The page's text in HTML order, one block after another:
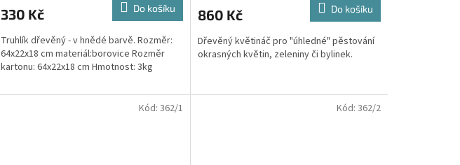
330 Kč Do košíku
Truhlík dřevěný - v hnědé barvě. Rozměr:
64x22x18 cm materiál:borovice Rozměr
kartonu: 64x22x18 cm Hmotnost: 3kg
860 Kč Do košíku
Dřevěný květináč pro "úhledné" pěstování
okrasných květin, zeleniny či bylinek.
Kód: 362/1 Kód: 362/2